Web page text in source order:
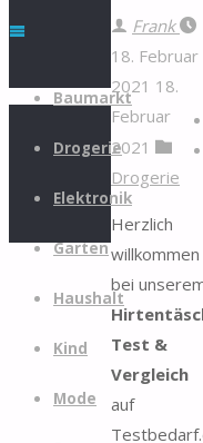
Zum
springen
Baumarkt
Drogerie
Elektronik
Garten
Haushalt
Kind
Mode
Frank
18. Februar
2021 18.
Februar
2021
Drogerie
Herzlich
willkommen
bei
Test &
Vergleich
auf